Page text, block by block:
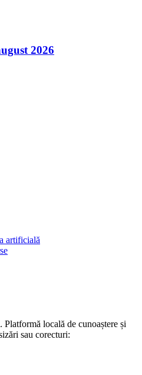
2026
artificială
. Platformă locală de cunoaștere și
sau corecturi: